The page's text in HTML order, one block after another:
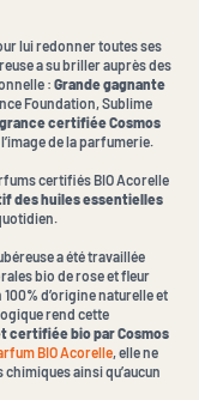
lui redonner toutes ses
a su briller auprès des
: Grande gagnante
Foundation, Sublime
certifiée Cosmos
l’image de la parfumerie.
certifiés BIO Acorelle
des huiles essentielles
a été travaillée
bio de rose et fleur
d’origine naturelle et
rend cette
certifiée bio par Cosmos
BIO Acorelle , elle ne
ainsi qu’aucun